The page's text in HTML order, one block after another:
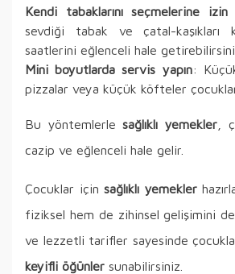
Kendi tabaklarını seçmelerine izin
sevdiği tabak ve çatal-kaşıkları
saatlerini eğlenceli hale
Mini boyutlarda servis yapın:
pizzalar veya küçük köfteler
Bu yöntemlerlesağlıklı yemekler ,
cazip ve eğlenceli hale gelir.
Çocuklar için sağlıklı yemekler
fiziksel hem de zihinsel gelişimini
ve lezzetli tarifler sayesinde
keyifli öğünler sunabilirsiniz.